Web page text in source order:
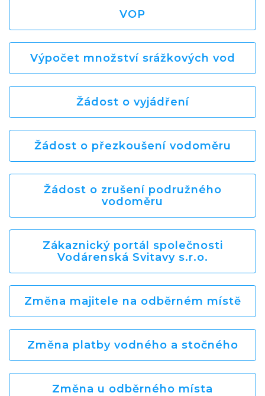
VOP
Výpočet množství srážkových vod
Žádost o vyjádření
Žádost o přezkoušení vodoměru
Žádost o zrušení podružného
vodoměru
Zákaznický portál společnosti
Vodárenská Svitavy s.r.o.
Změna majitele na odběrném místě
Změna platby vodného a stočného
Změna u odběrného místa